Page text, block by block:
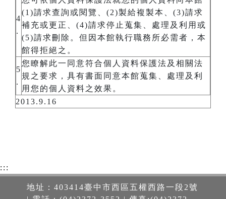
4
.
(1)請求查詢或閱覽、(2)製給複製本、(3)請求
補充或更正、(4)請求停止蒐集、處理及利用或
(5)請求刪除。但因本館執行職務所必需者，本
館得拒絕之。
5
.
您瞭解此一同意符合個人資料保護法及相關法
規之要求，具有書面同意本館蒐集、處理及利
用您的個人資料之效果。
2013.9.16
:::
地址：403414臺中市西區五權西路一段2號